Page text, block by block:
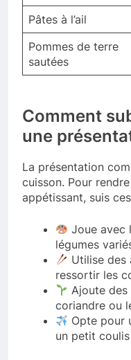
Pâtes à l’ail
Pommes de terre
sautées
Comment
une
La présentation
cuisson. Pour
appétissant, suis
Joue avec
légumes
Utilise des
ressortir les
Ajoute des
coriandre ou
Opte pour
un petit